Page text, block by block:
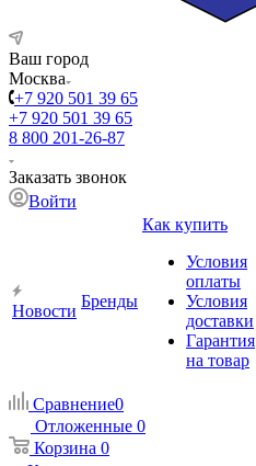
Ваш город
Москва
+7 920 501 39 65
+7 920 501 39 65
8 800 201-26-87
Заказать звонок
Войти
Новости
Бренды
Как купить
Условия
оплаты
Условия
доставки
Гарантия
на товар
Сравнение0
Отложенные 0
Корзина 0